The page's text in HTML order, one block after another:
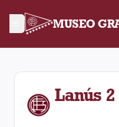
MUSEO
Fecha 30. Partido entre
Lanús